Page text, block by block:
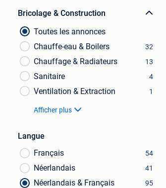
Bricolage & Construction
Toutes les annonces
Chauffe-eau & Boilers
32
Chauffage & Radiateurs 13
Sanitaire 4
Ventilation & Extraction 1
Afficher plus
Langue
Français
54
Néerlandais 41
Néerlandais & Français 95